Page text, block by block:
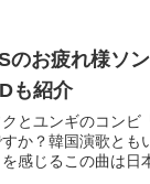
のお疲れ様ソ
も紹介
とユンギのコンビ
か？韓国演歌とも
を感じるこの曲は日